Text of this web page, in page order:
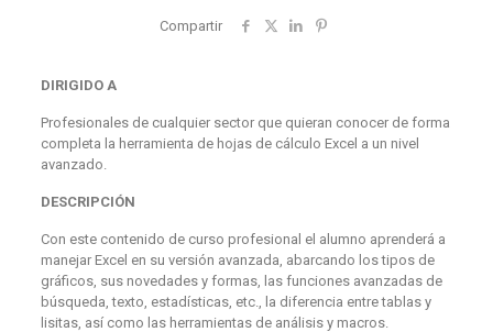
Compartir
DIRIGIDO A
Profesionales de cualquier sector que quieran conocer de forma
completa la herramienta de hojas de cálculo Excel a un nivel
avanzado.
DESCRIPCIÓN
Con este contenido de curso profesional el alumno aprenderá a
manejar Excel en su versión avanzada, abarcando los tipos de
gráficos, sus novedades y formas, las funciones avanzadas de
búsqueda, texto, estadísticas, etc., la diferencia entre tablas y
lisitas, así como las herramientas de análisis y macros.